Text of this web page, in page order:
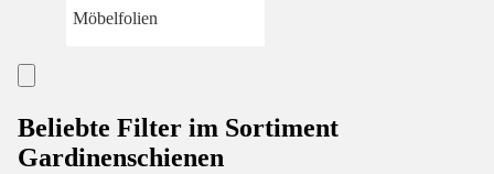
Möbelfolien
Beliebte Filter im Sortiment
Gardinenschienen